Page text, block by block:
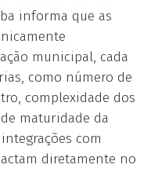
informa que as
municipal, cada
como número de
complexidade dos
maturidade da
com
diretamente no